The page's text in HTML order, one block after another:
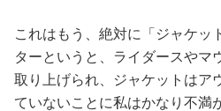
これはもう、絶対に「ジャケッ
ターというと、ライダースやマ
取り上げられ、ジャケットはア
ていないことに私はかなり不満